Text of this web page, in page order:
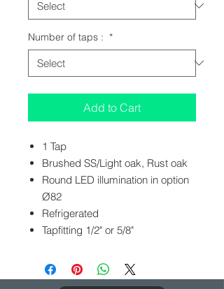
Number of taps : *
Add to Cart
1 Tap
Brushed SS/Light oak, Rust oak
Round LED illumination in option
Ø82
Refrigerated
Tapfitting 1/2" or 5/8"